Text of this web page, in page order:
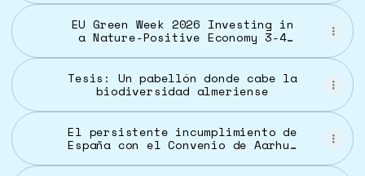
especies, el triple de lo que se
creía | Clima y Medio Ambiente |
EL PAÍS
EU Green Week 2026 Investing in
a Nature-Positive Economy 3-4
Tesis: Un pabellón donde cabe la
biodiversidad almeriense
El persistente incumplimiento de
España con el Convenio de Aarhus